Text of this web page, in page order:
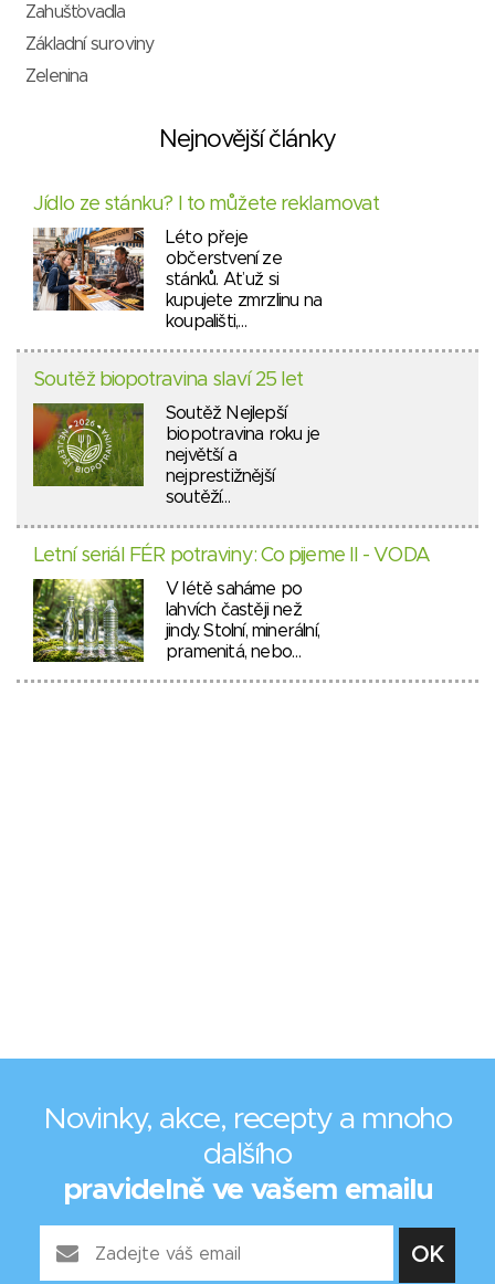
Zahušťovadla
Základní suroviny
Zelenina
Nejnovější články
Jídlo ze stánku? I to můžete reklamovat
Léto přeje
občerstvení ze
stánků. Ať už si
kupujete zmrzlinu na
koupališti,…
Soutěž biopotravina slaví 25 let
Soutěž Nejlepší
biopotravina roku je
největší a
nejprestižnější
soutěží…
Letní seriál FÉR potraviny: Co pijeme II - VODA
V létě saháme po
lahvích častěji než
jindy. Stolní, minerální,
pramenitá, nebo…
Novinky, akce, recepty a mnoho
dalšího
pravidelně ve vašem emailu